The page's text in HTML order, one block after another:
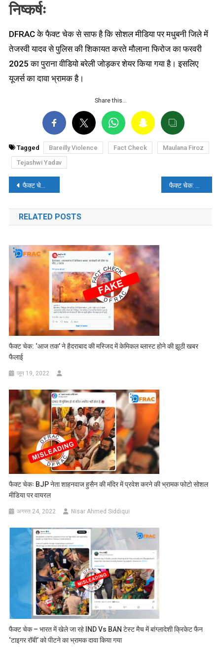
निष्कर्षः
DFRAC के फैक्ट चेक से साफ है कि सोशल मीडिया पर मधुबनी जिले में
तेजस्वी यादव से पुलिस की शिकायत करते मौलाना फिरोज का फरवरी
2025 का पुराना वीडियो बरेली जोड़कर शेयर किया गया है। इसलिए
यूजर्स का दावा भ्रामक है।
Share this…
Tagged Bareilly Violence Fact Check
Maulana Firoz
Tejashwi Yadav
पोस्ट
नेविगेशन
फैक्ट चेकः उत्तर प्रदेश में शरिया कानून के तहत महिला की सार्वजनिक पिटाई का भ्रामक दावा वायरल
RELATED POSTS
फैक्ट चेक: ‘आज तक’ ने हैदराबाद की मस्जिद में केमिकल ब्लास्ट होने की झूठी खबर
फैलाई
जून 19, 2022
फैक्ट चेकः BJP नेता शाहनवाज हुसैन की मंदिर में प्रवेश करने की भ्रामक फोटो सोशल
मीडिया पर वायरल
अगस्त 24, 2022 Nisar Ahmed Siddiqui
फैक्ट चेक – भारत में खेले जा रहे IND Vs BAN टेस्ट मैच में बांग्लादेशी क्रिकेट फैन
‘टाइगर रॉबी’ को पीटने का भ्रामक दावा किया गया